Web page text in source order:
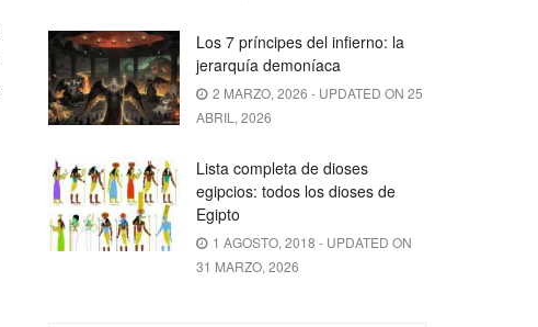
Los 7 príncipes del infierno: la
jerarquía demoníaca
2 MARZO, 2026 - UPDATED ON 25
ABRIL, 2026
Lista completa de dioses
egipcios: todos los dioses de
Egipto
1 AGOSTO, 2018 - UPDATED ON
31 MARZO, 2026